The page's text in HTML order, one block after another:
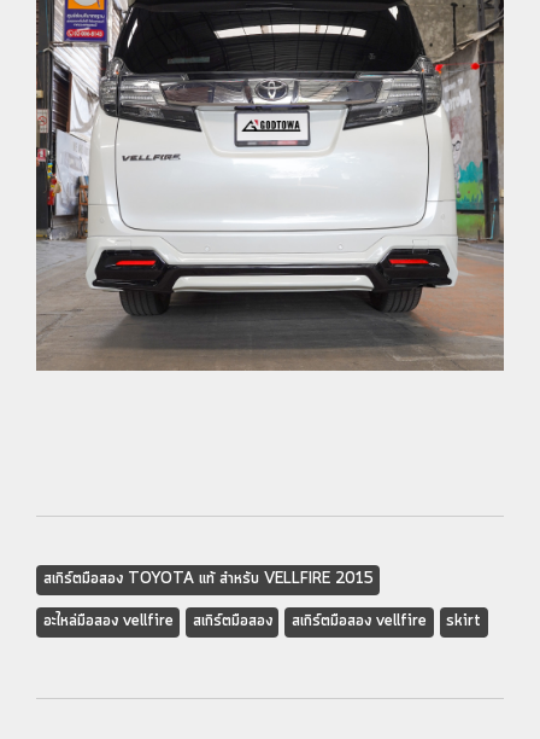
สเกิร์ตมือสอง TOYOTA แท้ สำหรับ VELLFIRE 2015
อะไหล่มือสอง vellfire
สเกิร์ตมือสอง สเกิร์ตมือสอง vellfire skirt